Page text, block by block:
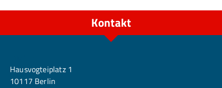
Kontakt
Hausvogteiplatz 1
10117 Berlin